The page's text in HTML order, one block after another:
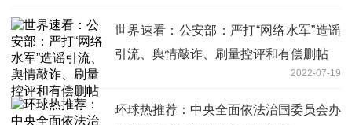
世界速看：公安部：严打“网络水军”造谣
引流、舆情敲诈、刷量控评和有偿删帖
2022-07-19
环球热推荐：中央全面依法治国委员会办